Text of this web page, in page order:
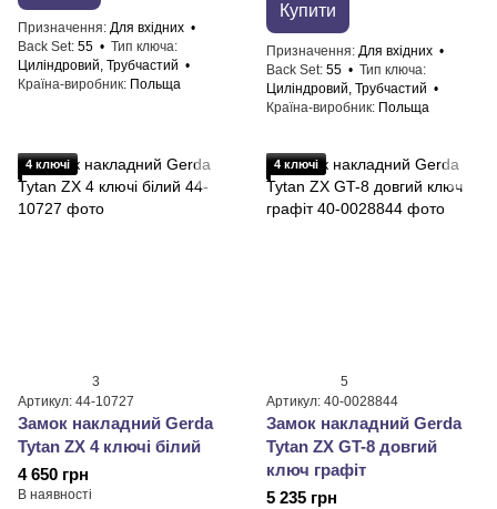
Призначення Для вхідних
Back Set 55
Тип ключа
Циліндровий, Трубчастий
Країна-виробник Польща
Купити
Призначення Для вхідних
Back Set 55
Тип ключа
Циліндровий, Трубчастий
Країна-виробник Польща
4 ключі
3
Артикул: 44-10727
Замок накладний Gerda
Tytan ZX 4 ключі білий
4 650 грн
В наявності
4 ключі
5
Артикул: 40-0028844
Замок накладний Gerda
Tytan ZX GT-8 довгий
ключ графіт
5 235 грн